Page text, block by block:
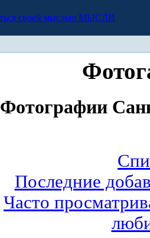
МЫСЛИ
Фотографии
Последние
Часто